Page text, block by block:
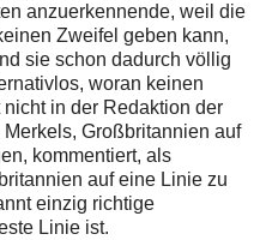
anzuerkennende, weil die
Zweifel geben kann,
sie schon dadurch völlig
woran keinen
in der Redaktion der
Großbritannien auf
kommentiert, als
auf eine Linie zu
einzig richtige
Linie ist.